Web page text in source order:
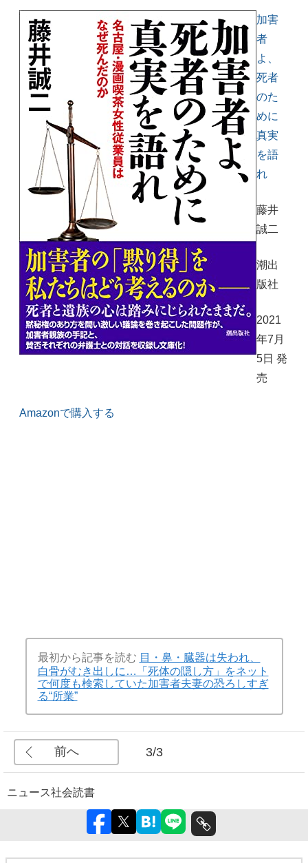
加害
者
よ、
死者
のた
めに
真実
を語
れ
藤井
誠二
潮出
版社
2021
年7月
5日 発
売
Amazonで購入する
最初から記事を読む 目・鼻・臓器は失われ、
白骨がむき出しに…「死体の隠し方」をネット
で何度も検索していた加害者夫妻の恐ろしすぎ
る“所業”
前へ 3/3
ニュース社会読書